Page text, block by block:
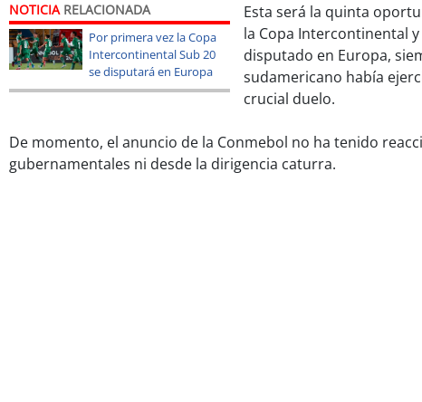
NOTICIARELACIONADA
Por primera vez la Copa
Intercontinental Sub 20
se disputará en Europa
Esta será la quinta
la Copa Intercontinental
disputado en Europa,
sudamericano había
crucial duelo.
De momento, el anuncio de la Conmebol no ha tenido
gubernamentales ni desde la dirigencia caturra.